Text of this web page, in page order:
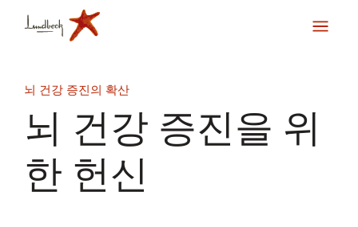
뇌 건강 증진의 확산
뇌 건강 증진을 위
한 헌신